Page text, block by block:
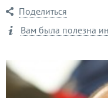
Поделиться
Вам была полезна